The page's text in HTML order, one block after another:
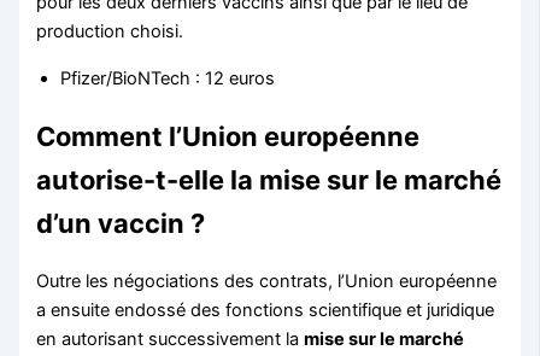
production choisi.
Pfizer/BioNTech : 12 euros
Comment l’Union européenne
autorise-t-elle la mise sur le marché
d’un vaccin ?
Outre les négociations des contrats, l’Union européenne
a ensuite endossé des fonctions scientifique et juridique
en autorisant successivement lamise sur le marché